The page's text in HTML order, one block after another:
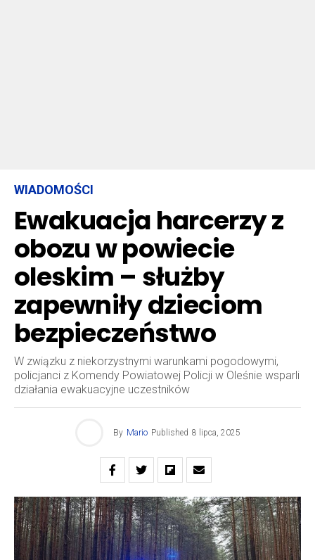
WIADOMOŚCI
Ewakuacja harcerzy z
obozu w powiecie
oleskim – służby
zapewniły dzieciom
bezpieczeństwo
W związku z niekorzystnymi warunkami pogodowymi,
policjanci z Komendy Powiatowej Policji w Oleśnie wsparli
działania ewakuacyjne uczestników
By Mario Published 8 lipca, 2025